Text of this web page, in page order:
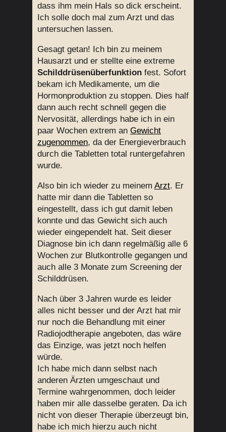
dass ihm mein Hals so dick erscheint.
Ich solle doch mal zum Arzt und das
untersuchen lassen.
Gesagt getan! Ich bin zu meinem
Hausarzt und er stellte eine extreme
Schilddrüsenüberfunktion fest. Sofort
bekam ich Medikamente, um die
Hormonproduktion zu stoppen. Dies half
dann auch recht schnell gegen die
Nervosität, allerdings habe ich in ein
paar Wochen extrem an Gewicht
zugenommen, da der Energieverbrauch
durch die Tabletten total runtergefahren
wurde.
Also bin ich wieder zu meinem Arzt. Er
hatte mir dann die Tabletten so
eingestellt, dass ich gut damit leben
konnte und das Gewicht sich auch
wieder eingependelt hat. Seit dieser
Diagnose bin ich dann regelmäßig alle 6
Wochen zur Blutkontrolle gegangen und
auch alle 3 Monate zum Screening der
Schilddrüsen.
Nach über 3 Jahren wurde es leider
alles nicht besser und der Arzt hat mir
nur noch die Behandlung mit einer
Radiojodtherapie angeboten, das wäre
das Einzige, was jetzt noch helfen
würde.
Ich habe mich dann selbst nach
anderen Ärzten umgeschaut und
Termine wahrgenommen, doch leider
haben mir alle dasselbe geraten. Da ich
nicht von dieser Therapie überzeugt bin,
habe ich mich hierzu auch nicht